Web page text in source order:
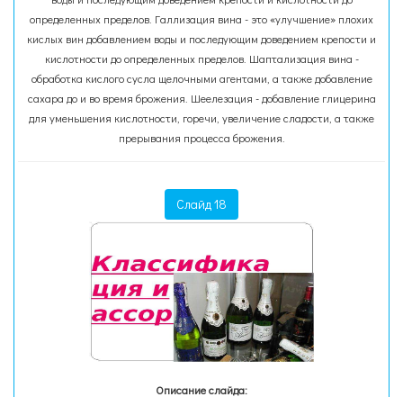
определенных пределов. Галлизация вина - это «улучшение» плохих
кислых вин добавлением воды и последующим доведением крепости и
кислотности до определенных пределов. Шаптализация вина -
обработка кислого сусла щелочными агентами, а также добавление
сахара до и во время брожения. Шеелезация - добавление глицерина
для уменьшения кислотности, горечи, увеличение сладости, а также
прерывания процесса брожения.
Слайд 18
Описание слайда: